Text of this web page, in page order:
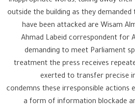
outside the building as they
have been attacked are Wisam
Ahmad Labeid correspondent for
demanding to meet Parliament
treatment the press receives
exerted to transfer precise
condemns these irresponsible actions
a form of information blockade